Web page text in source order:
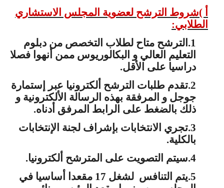
أ )شروط الترشح لعضوية المجلس الاستشاري
الطلابي:
1. الترشح متاح لطلاب التخصص من دبلوم
التعليم العالي و البكالوريوس ممن أنهوا فصلا
دراسيا على الأقل.
2. تقدم طلبات الترشح ألكترونيا عبر إستمارة
جوجل و المرفقة بهذه الرسالة الألكترونية و
ذلك بالضغط على الرابط المرفق أدناه.
3. تجري الانتخابات بإشراف لجنة الإنتخابات
بالكلية.
4. سيتم التصويت على المترشح ألكترونيا.
5.
يتم التنافس لشغل 17 مقعدا أساسيا في